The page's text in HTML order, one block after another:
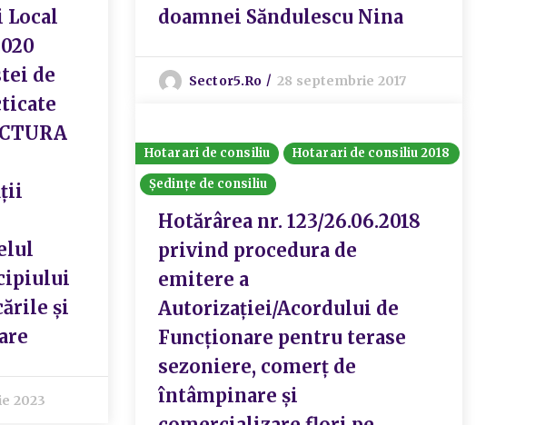
de
și
2023
doamnei Săndulescu Nina
Sector5.ro 28 septembrie 2017
Hotarari de consiliu
Hotarari de consiliu 2018
Ședințe de consiliu
Hotărârea nr. 123/26.06.2018
privind procedura de
emitere a
Autorizației/Acordului de
Funcționare pentru terase
sezoniere, comerț de
întâmpinare și